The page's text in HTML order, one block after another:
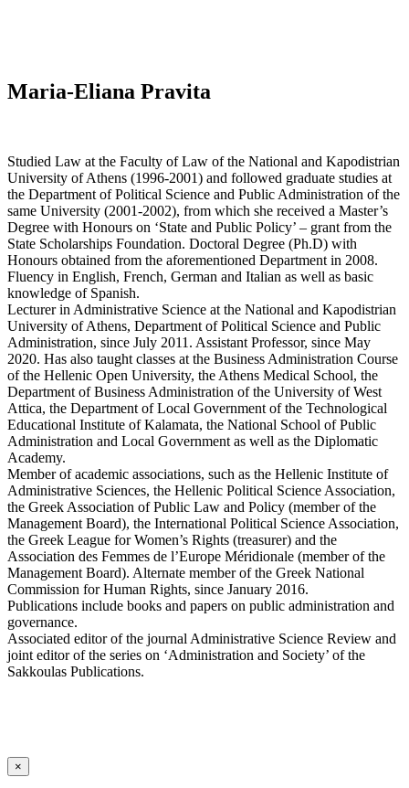
Maria-Eliana Pravita
Studied Law at the Faculty of Law of the National and Kapodistrian
University of Athens (1996-2001) and followed graduate studies at
the Department of Political Science and Public Administration of the
same University (2001-2002), from which she received a Master’s
Degree with Honours on ‘State and Public Policy’ – grant from the
State Scholarships Foundation. Doctoral Degree (Ph.D) with
Honours obtained from the aforementioned Department in 2008.
Fluency in English, French, German and Italian as well as basic
knowledge of Spanish.
Lecturer in Administrative Science at the National and Kapodistrian
University of Athens, Department of Political Science and Public
Administration, since July 2011. Assistant Professor, since May
2020. Has also taught classes at the Business Administration Course
of the Hellenic Open University, the Athens Medical School, the
Department of Business Administration of the University of West
Attica, the Department of Local Government of the Technological
Educational Institute of Kalamata, the National School of Public
Administration and Local Government as well as the Diplomatic
Academy.
Member of academic associations, such as the Hellenic Institute of
Administrative Sciences, the Hellenic Political Science Association,
the Greek Association of Public Law and Policy (member of the
Management Board), the International Political Science Association,
the Greek League for Women’s Rights (treasurer) and the
Association des Femmes de l’Europe Méridionale (member of the
Management Board). Alternate member of the Greek National
Commission for Human Rights, since January 2016.
Publications include books and papers on public administration and
governance.
Associated editor of the journal Administrative Science Review and
joint editor of the series on ‘Administration and Society’ of the
Sakkoulas Publications.
×